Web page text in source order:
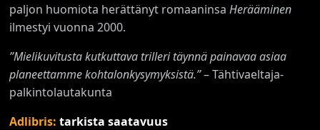
paljon huomiota herättänyt romaaninsaHerääminen
ilmestyi vuonna 2000.
”Mielikuvitusta kutkuttava trilleri täynnä painavaa asiaa
planeettamme kohtalonkysymyksistä.”– Tähtivaeltaja-
palkintolautakunta
Adlibris:tarkista saatavuus